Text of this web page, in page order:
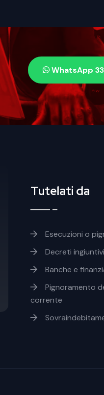
WhatsApp
Tutelati da
Footer
Esecuzioni o
Decreti ingiuntivi
Banche e
Pignoramento
corrente